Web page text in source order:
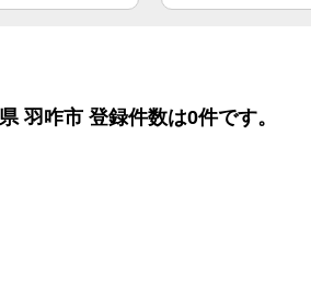
羽咋市 登録件数は0件です。